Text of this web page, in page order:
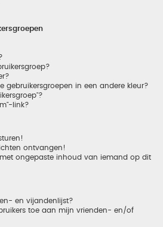
gebruikersgroepen in een andere kleur?
link?
ontvangen!
ongepaste inhoud van iemand op dit
en vijandenlijst?
toe aan mijn vrienden- en/of